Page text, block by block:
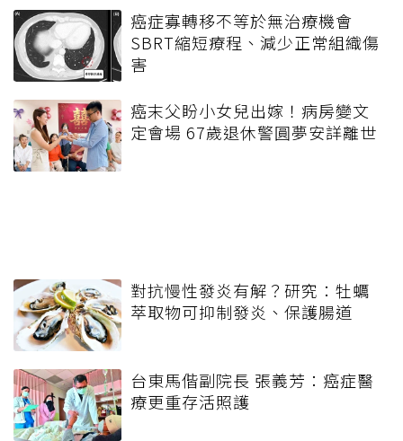
癌症寡轉移不等於無治療機會
SBRT縮短療程、減少正常組織傷
害
癌末父盼小女兒出嫁！病房變文
定會場 67歲退休警圓夢安詳離世
對抗慢性發炎有解？研究：牡蠣
萃取物可抑制發炎、保護腸道
台東馬偕副院長 張義芳：癌症醫
療更重存活照護